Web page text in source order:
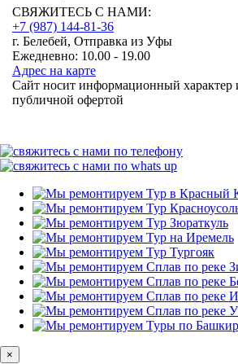
СВЯЖИТЕСЬ С НАМИ:
+7 (987) 144-81-36
г. Белебей, Отправка из Уфы
Ежедневно: 10.00 - 19.00
Адрес на карте
Сайт носит информационный характер
публичной офертой
×